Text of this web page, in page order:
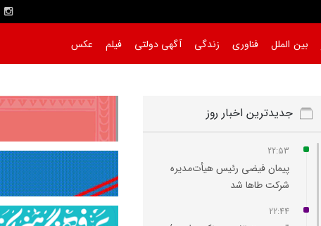
بین الملل فناوری زندگی آگهی دولتی فیلم عکس
جدیدترین اخبار روز
22:53
پیمان فیضی رئیس هیأت‌مدیره
شرکت طاها شد
22:44